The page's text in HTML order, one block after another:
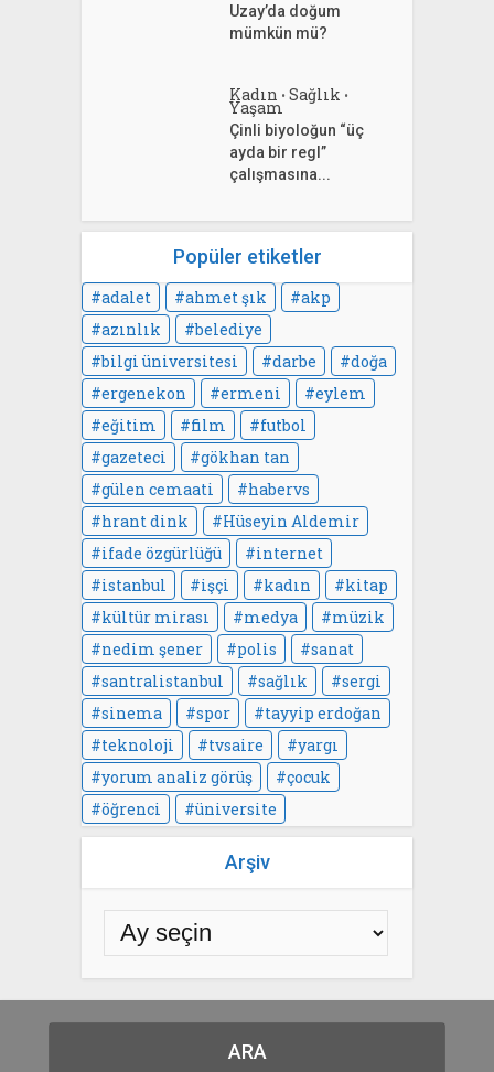
Uzay’da doğum
mümkün mü?
Kadın • Sağlık •
Yaşam
Çinli biyoloğun “üç
ayda bir regl”
çalışmasına...
Popüler etiketler
adalet ahmet şık
akp
azınlık
belediye
bilgi üniversitesi
darbe
doğa
ergenekon
ermeni
eylem
eğitim
film
futbol
gazeteci
gökhan tan
gülen cemaati
habervs
hrant dink
Hüseyin Aldemir
ifade özgürlüğü
internet
istanbul
işçi kadın
kitap
kültür mirası
medya
müzik
nedim şener
polis
sanat
santralistanbul
sağlık
sergi
sinema
spor
tayyip erdoğan
teknoloji
tvsaire
yargı
yorum analiz görüş
çocuk
öğrenci
üniversite
Arşiv
ARA